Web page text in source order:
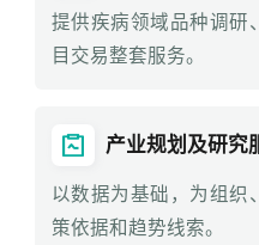
提供疾病领域品种调研
目交易整套服务。
产业规划及研究
以数据为基础，为组织
策依据和趋势线索。